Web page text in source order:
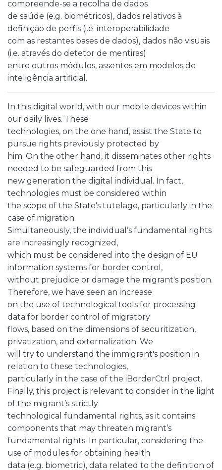
compreende-se a recolha de dados
de saúde (e.g. biométricos), dados relativos à
definição de perfis (i.e. interoperabilidade
com as restantes bases de dados), dados não visuais
(i.e. através do detetor de mentiras)
entre outros módulos, assentes em modelos de
inteligência artificial.
In this digital world, with our mobile devices within
our daily lives. These
technologies, on the one hand, assist the State to
pursue rights previously protected by
him. On the other hand, it disseminates other rights
needed to be safeguarded from this
new generation the digital individual. In fact,
technologies must be considered within
the scope of the State's tutelage, particularly in the
case of migration.
Simultaneously, the individual’s fundamental rights
are increasingly recognized,
which must be considered into the design of EU
information systems for border control,
without prejudice or damage the migrant's position.
Therefore, we have seen an increase
on the use of technological tools for processing
data for border control of migratory
flows, based on the dimensions of securitization,
privatization, and externalization. We
will try to understand the immigrant's position in
relation to these technologies,
particularly in the case of the iBorderCtrl project.
Finally, this project is relevant to consider in the light
of the migrant’s strictly
technological fundamental rights, as it contains
components that may threaten migrant’s
fundamental rights. In particular, considering the
use of modules for obtaining health
data (e.g. biometric), data related to the definition of